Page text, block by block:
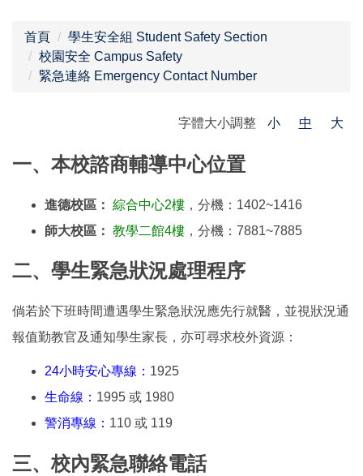
首頁
學生安全組 Student Safety Section
校園安全 Campus Safety
緊急連絡 Emergency Contact Number
字體大小調整 小 中 大
一、本校諮商輔導中心位置
進德校區： 綜合中心2樓 ，分機：1402~1416
師大校區： 教學二館4樓 ，分機：7881~7885
二、學生緊急狀況處理程序
倘若於下班時間遭遇學生緊急狀況應先行就醫，並視狀況通
報值勤教官及通知學生家長，亦可尋求校外資源：
24小時安心專線： 1925
生命線： 1995 或 1980
警消專線： 110 或 119
三、校內緊急聯絡電話